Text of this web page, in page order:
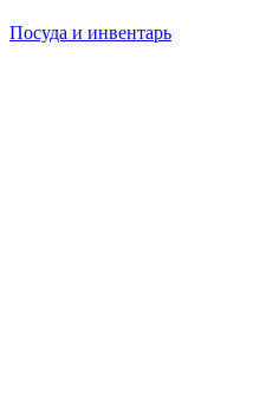
Посуда и инвентарь